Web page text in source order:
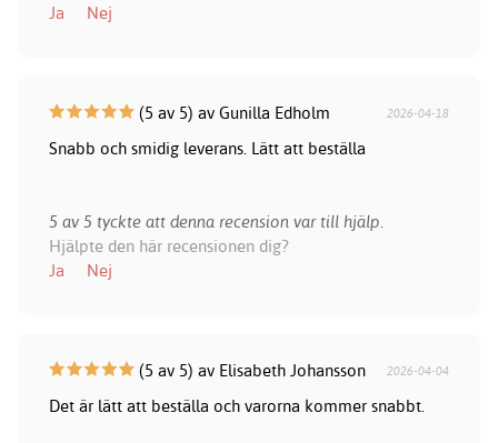
Ja
Nej
(5 av 5) av Gunilla Edholm 2026-04-18
Snabb och smidig leverans. Lätt att beställa
5 av 5 tyckte att denna recension var till hjälp.
Hjälpte den här recensionen dig?
Ja
Nej
(5 av 5) av Elisabeth Johansson 2026-04-04
Det är lätt att beställa och varorna kommer snabbt.